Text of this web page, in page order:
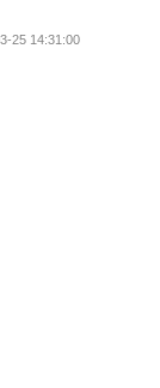
25 14:31:00